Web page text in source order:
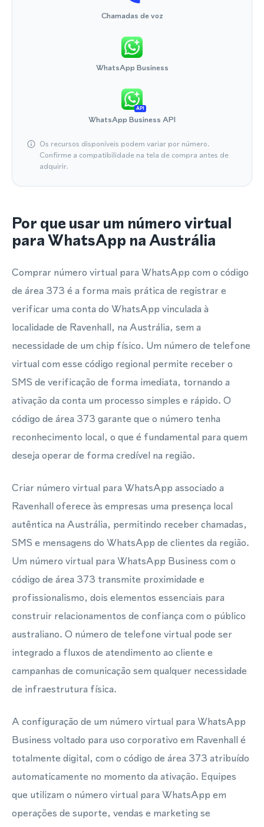
Chamadas de voz
WhatsApp Business
API
WhatsApp Business API
Os recursos disponíveis podem variar por número.
Confirme a compatibilidade na tela de compra antes de
adquirir.
Por que usar um número virtual
para WhatsApp na Austrália
Comprar número virtual para WhatsApp com o código
de área 373 é a forma mais prática de registrar e
verificar uma conta do WhatsApp vinculada à
localidade de Ravenhall, na Austrália, sem a
necessidade de um chip físico. Um número de telefone
virtual com esse código regional permite receber o
SMS de verificação de forma imediata, tornando a
ativação da conta um processo simples e rápido. O
código de área 373 garante que o número tenha
reconhecimento local, o que é fundamental para quem
deseja operar de forma credível na região.
Criar número virtual para WhatsApp associado a
Ravenhall oferece às empresas uma presença local
autêntica na Austrália, permitindo receber chamadas,
SMS e mensagens do WhatsApp de clientes da região.
Um número virtual para WhatsApp Business com o
código de área 373 transmite proximidade e
profissionalismo, dois elementos essenciais para
construir relacionamentos de confiança com o público
australiano. O número de telefone virtual pode ser
integrado a fluxos de atendimento ao cliente e
campanhas de comunicação sem qualquer necessidade
de infraestrutura física.
A configuração de um número virtual para WhatsApp
Business voltado para uso corporativo em Ravenhall é
totalmente digital, com o código de área 373 atribuído
automaticamente no momento da ativação. Equipes
que utilizam o número virtual para WhatsApp em
operações de suporte, vendas e marketing se